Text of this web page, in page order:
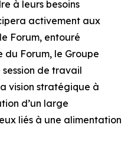
à leurs besoins
activement aux
Forum, entouré
du Forum, le Groupe
de travail
vision stratégique à
d’un large
liés à une alimentation